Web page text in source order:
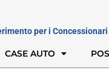
per i
CASE AUTO